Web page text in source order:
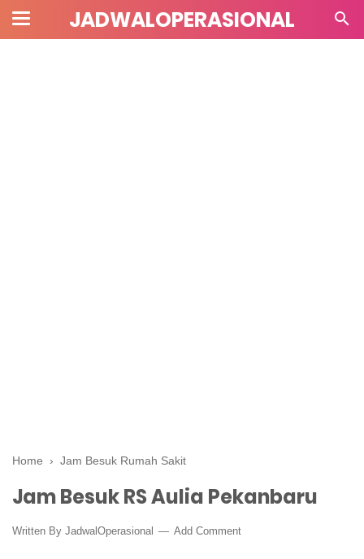
JADWALOPERASIONAL
Home › Jam Besuk Rumah Sakit
Jam Besuk RS Aulia Pekanbaru
Written By JadwalOperasional Add Comment